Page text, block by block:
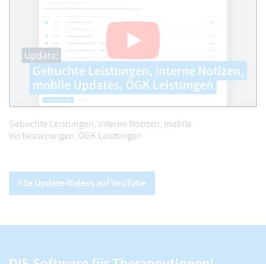
Gebuchte Leistungen, interne Notizen, mobile
Verbesserungen, ÖGK Leistungen
Alle Update-Videos auf YouTube